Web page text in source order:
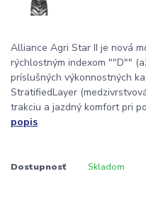
Alliance Agri Star II je nová
rýchlostným indexom ""D""
príslušných výkonnostných
StratifiedLayer
trakciu a jazdný komfort pri
popis
Dostupnosť Skladom